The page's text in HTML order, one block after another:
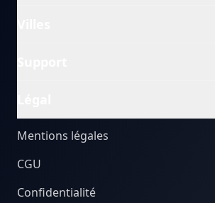
Mentions légales
CGU
Confidentialité